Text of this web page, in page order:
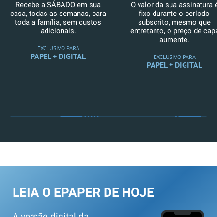
Recebe a SÁBADO em sua
casa, todas as semanas, para
toda a família, sem custos
adicionais.
EXCLUSIVO PARA
PAPEL + DIGITAL
O valor da sua assinatura
fixo durante o período
subscrito, mesmo que
entretanto, o preço de
aumente.
EXCLUSIVO PARA
PAPEL + DIGITAL
LEIA O EPAPER DE HOJE